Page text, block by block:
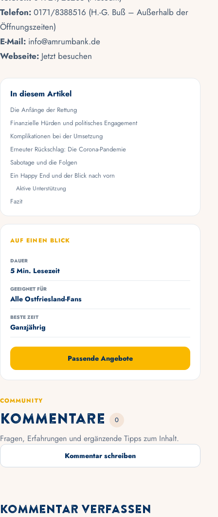
Telefon: 0171/8388516 (H.-G. Buß – Außerhalb der
Öffnungszeiten)
E-Mail: info@amrumbank.de
Webseite: Jetzt besuchen
In diesem Artikel
Die Anfänge der Rettung
Finanzielle Hürden und politisches Engagement
Komplikationen bei der Umsetzung
Erneuter Rückschlag: Die Corona-Pandemie
Sabotage und die Folgen
Ein Happy End und der Blick nach vorn
Aktive Unterstützung
Fazit
AUF EINEN BLICK
DAUER
5 Min. Lesezeit
GEEIGNET FÜR
Alle Ostfriesland-Fans
BESTE ZEIT
Ganzjährig
Passende Angebote
COMMUNITY
Kommentare 0
Fragen, Erfahrungen und ergänzende Tipps zum Inhalt.
Kommentar schreiben
Kommentar verfassen